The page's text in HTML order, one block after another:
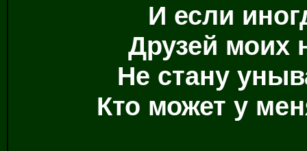
И если
Друзей моих
Не стану
Кто может у